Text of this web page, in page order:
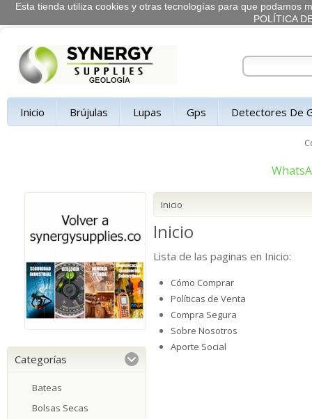
Inicio Brújulas Lupas Gps Detectores De
Inicio
Inicio
Lista de las paginas en Inicio:
Cómo Comprar
Políticas de Venta
Compra Segura
Sobre Nosotros
Aporte Social
Categorías
Bateas
Bolsas Secas
Esta tienda utiliza cookies y otras tecnologías para que podamos
POLÍTICA